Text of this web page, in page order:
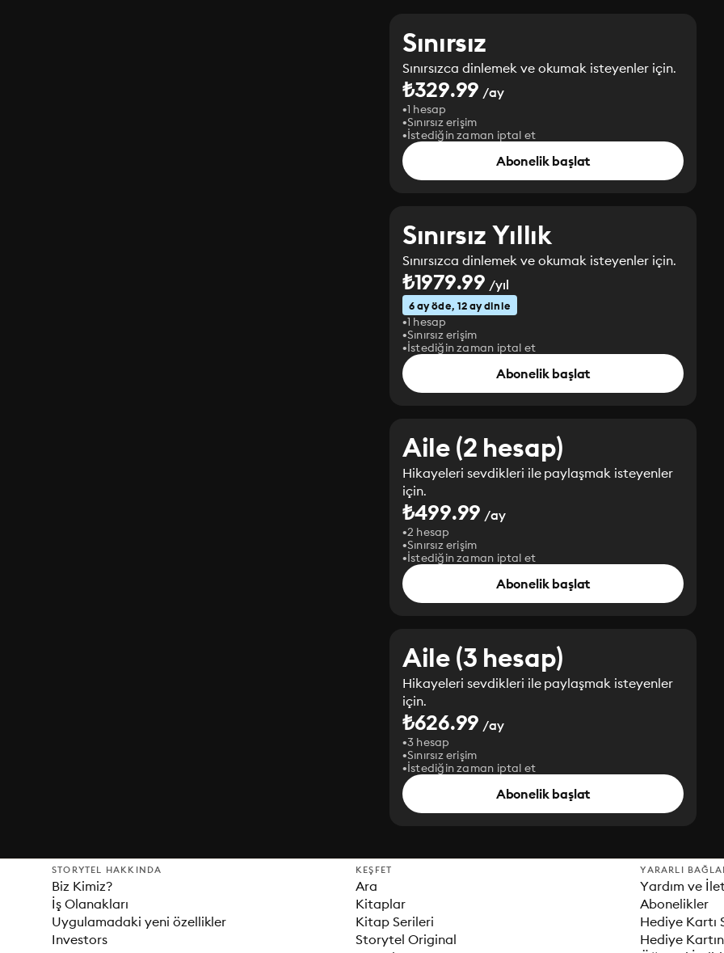
Sınırsız
Sınırsızca dinlemek ve okumak isteyenler için.
₺329.99 /ay
1 hesap
Sınırsız erişim
İstediğin zaman iptal et
Abonelik başlat
Sınırsız Yıllık
Sınırsızca dinlemek ve okumak isteyenler için.
₺1979.99 /yıl
6 ay öde, 12 ay dinle
1 hesap
Sınırsız erişim
İstediğin zaman iptal et
Abonelik başlat
Aile (2 hesap)
Hikayeleri sevdikleri ile paylaşmak isteyenler
için.
₺499.99 /ay
2 hesap
Sınırsız erişim
İstediğin zaman iptal et
Abonelik başlat
Aile (3 hesap)
Hikayeleri sevdikleri ile paylaşmak isteyenler
için.
₺626.99 /ay
3 hesap
Sınırsız erişim
İstediğin zaman iptal et
Abonelik başlat
STORYTEL HAKKINDA
Biz Kimiz?
İş Olanakları
Uygulamadaki yeni özellikler
Investors
KEŞFET
Ara
Kitaplar
Kitap Serileri
Storytel Original
YARARLI
Yardım ve
Abonelikler
Hediye Kartı
Hediye